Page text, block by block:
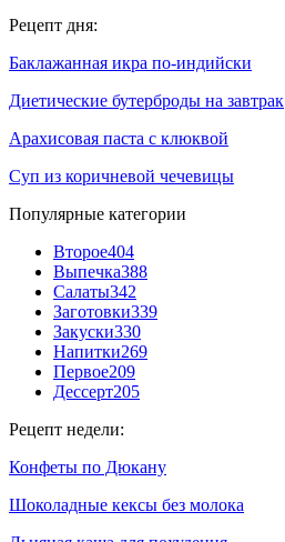
Рецепт дня:
Баклажанная икра по-индийски
Диетические бутерброды на завтрак
Арахисовая паста с клюквой
Суп из коричневой чечевицы
Популярные категории
Второе404
Выпечка388
Салаты342
Заготовки339
Закуски330
Напитки269
Первое209
Дессерт205
Рецепт недели:
Конфеты по Дюкану
Шоколадные кексы без молока